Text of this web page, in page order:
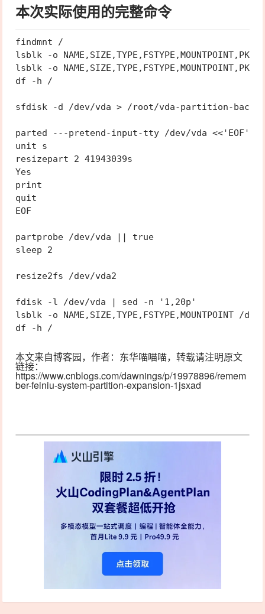
本次实际使用的完整命令
findmnt /
lsblk -o
lsblk -o
df -h /
sfdisk -d /dev/vda > /root/vda-partition-backup-
parted ---pretend-input-tty /dev/vda <<'EOF'
unit s
resizepart 2 41943039s
Yes
print
quit
EOF
partprobe /dev/vda || true
sleep 2
resize2fs /dev/vda2
fdisk -l /dev/vda | sed -n '1,20p'
lsblk -o NAME,SIZE,TYPE,FSTYPE,MOUNTPOINT /
本文来自博客园，作者： 东华喵喵喵，转载请注明原文
链接：
https://www.cnblogs.com/dawnings/p/19978896/remem
ber-feiniu-system-partition-expansion-1jsxad